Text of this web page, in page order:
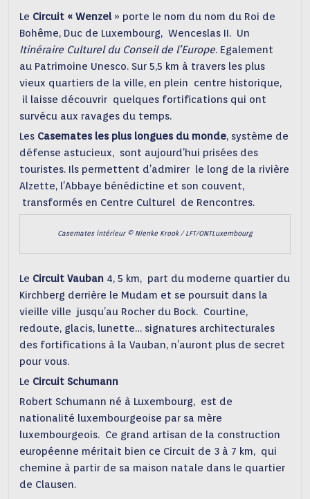
Le Circuit « Wenzel» porte le nom du nom du Roi de
Bohême, Duc de Luxembourg, Wenceslas II. Un
Itinéraire Culturel du Conseil de l’Europe. Egalement
au Patrimoine Unesco. Sur 5,5 km à travers les plus
vieux quartiers de la ville, en plein centre historique,
il laisse découvrir quelques fortifications qui ont
survécu aux ravages du temps.
Les Casemates les plus longues du monde, système de
défense astucieux, sont aujourd’hui prisées des
touristes. Ils permettent d’admirer le long de la rivière
Alzette, l’Abbaye bénédictine et son couvent,
transformés en Centre Culturel de Rencontres.
Casemates intérieur © Nienke Krook / LFT/ONTLuxembourg
Le Circuit Vauban 4, 5 km, part du moderne quartier du
Kirchberg derrière le Mudam et se poursuit dans la
vieille ville jusqu’au Rocher du Bock. Courtine,
redoute, glacis, lunette… signatures architecturales
des fortifications à la Vauban, n’auront plus de secret
pour vous.
Le Circuit Schumann
Robert Schumann né à Luxembourg, est de
nationalité luxembourgeoise par sa mère
luxembourgeois. Ce grand artisan de la construction
européenne méritait bien ce Circuit de 3 à 7 km, qui
chemine à partir de sa maison natale dans le quartier
de Clausen.